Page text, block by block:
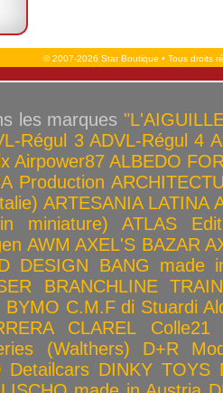
© 2007-2026 Star Boutique • Tous droits
les marques
Régul 3 ADVL-Régul 4
Airpower87 ALBEDO
Production
ARTESANIA LATINA
miniature)
ATLAS
AWM AXEL'S BAZAR
DESIGN
BANG made
BRANCHLINE
BYMO C.M.F di Stuardi
CLAREL
Colle21
(Walthers)
D+R
Detailcars DINKY TOYS